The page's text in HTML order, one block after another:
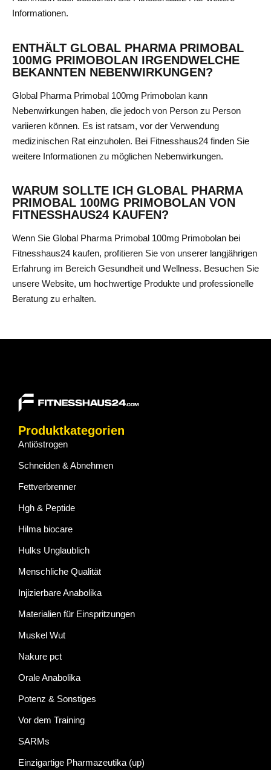
Informationen.
ENTHÄLT GLOBAL PHARMA PRIMOBAL
100MG PRIMOBOLAN IRGENDWELCHE
BEKANNTEN NEBENWIRKUNGEN?
Global Pharma Primobal 100mg Primobolan kann
Nebenwirkungen haben, die jedoch von Person zu Person
variieren können. Es ist ratsam, vor der Verwendung
medizinischen Rat einzuholen. Bei Fitnesshaus24 finden Sie
weitere Informationen zu möglichen Nebenwirkungen.
WARUM SOLLTE ICH GLOBAL PHARMA
PRIMOBAL 100MG PRIMOBOLAN VON
FITNESSHAUS24 KAUFEN?
Wenn Sie Global Pharma Primobal 100mg Primobolan bei
Fitnesshaus24 kaufen, profitieren Sie von unserer langjährigen
Erfahrung im Bereich Gesundheit und Wellness. Besuchen Sie
unsere Website, um hochwertige Produkte und professionelle
Beratung zu erhalten.
Produktkategorien
Antiöstrogen
Schneiden & Abnehmen
Fettverbrenner
Hgh & Peptide
Hilma biocare
Hulks Unglaublich
Menschliche Qualität
Injizierbare Anabolika
Materialien für Einspritzungen
Muskel Wut
Nakure pct
Orale Anabolika
Potenz & Sonstiges
Vor dem Training
SARMs
Einzigartige Pharmazeutika (up)